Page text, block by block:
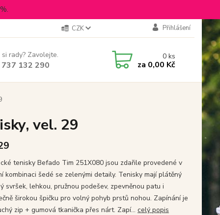
CZK Přihlášení
rady? Zavolejte.
132 290
0ks
za 0,00 Kč
vel. 29
tenisky Befado Tim 251X080 jsou zdařile provedené v
kombinaci šedé se zelenými detaily. Tenisky mají plátěný
svršek, lehkou, pružnou podešev, zpevněnou patu i
širokou špičku pro volný pohyb prstů nohou. Zapínání je
zip + gumová tkanička přes nárt. Zapí... celý popis